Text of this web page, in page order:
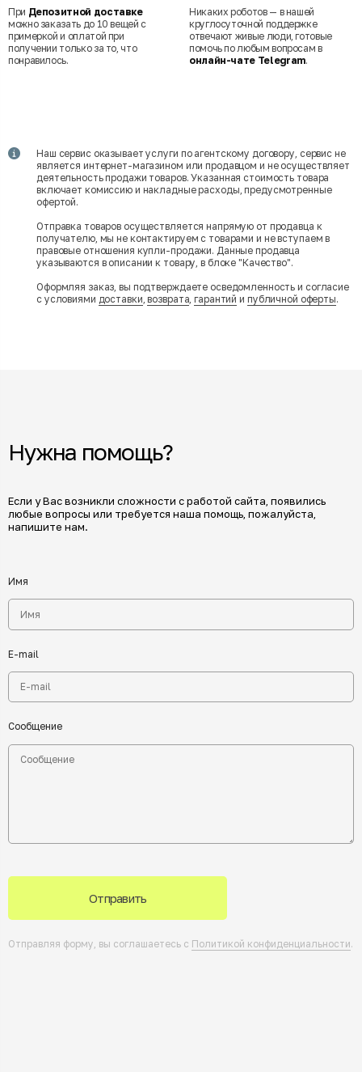
При Депозитной доставке
можно заказать до 10 вещей с
примеркой и оплатой при
получении только за то, что
понравилось.
Никаких роботов — в нашей
круглосуточной поддержке
отвечают живые люди, готовые
помочь по любым вопросам в
онлайн-чате Telegram.
Наш сервис оказывает услуги по агентскому договору, сервис не
является интернет-магазином или продавцом и не осуществляет
деятельность продажи товаров. Указанная стоимость товара
включает комиссию и накладные расходы, предусмотренные
офертой.
Отправка товаров осуществляется напрямую от продавца к
получателю, мы не контактируем с товарами и не вступаем в
правовые отношения купли-продажи. Данные продавца
указываются в описании к товару, в блоке "Качество".
Оформляя заказ, вы подтверждаете осведомленность и согласие
с условиями доставки,возврата,гарантий и публичной оферты.
Нужна помощь?
Если у Вас возникли сложности с работой сайта, появились
любые вопросы или требуется наша помощь, пожалуйста,
напишите нам.
Имя
E-mail
Сообщение
Отправить
Отправляя форму, вы соглашаетесь с Политикой конфиденциальности.